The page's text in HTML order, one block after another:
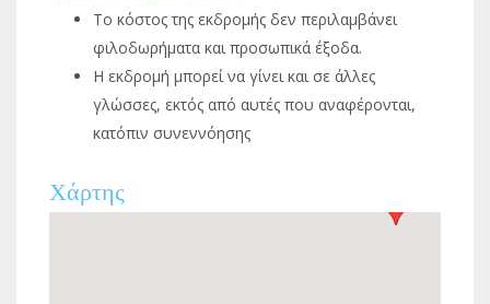
Το κόστος της εκδρομής δεν περιλαμβάνει
φιλοδωρήματα και προσωπικά έξοδα.
Η εκδρομή μπορεί να γίνει και σε άλλες
γλώσσες, εκτός από αυτές που αναφέρονται,
κατόπιν συνεννόησης
Χάρτης